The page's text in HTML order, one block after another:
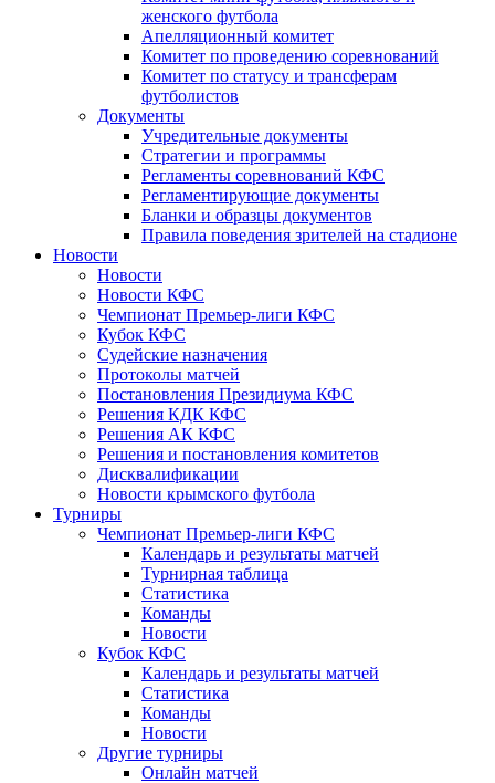
женского футбола
Апелляционный комитет
Комитет по проведению соревнований
Комитет по статусу и трансферам
футболистов
Документы
Учредительные документы
Стратегии и программы
Регламенты соревнований КФС
Регламентирующие документы
Бланки и образцы документов
Правила поведения зрителей на стадионе
Новости
Новости
Новости КФС
Чемпионат Премьер-лиги КФС
Кубок КФС
Судейские назначения
Протоколы матчей
Постановления Президиума КФС
Решения КДК КФС
Решения АК КФС
Решения и постановления комитетов
Дисквалификации
Новости крымского футбола
Турниры
Чемпионат Премьер-лиги КФС
Календарь и результаты матчей
Турнирная таблица
Статистика
Команды
Новости
Кубок КФС
Календарь и результаты матчей
Статистика
Команды
Новости
Другие турниры
Онлайн матчей